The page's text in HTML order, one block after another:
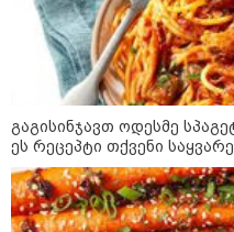
კატეგორიის
გაგისინჯავთ ოდესმე
ეს რეცეპტი თქვენი